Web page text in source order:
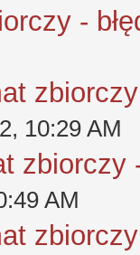
-
10:29 AM
zbiorczy
AM